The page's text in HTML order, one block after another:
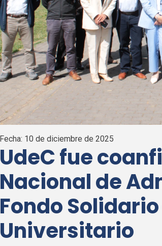
Fecha: 10 de diciembre de 2025
UdeCfue
Nacional de
Fondo
Universitario